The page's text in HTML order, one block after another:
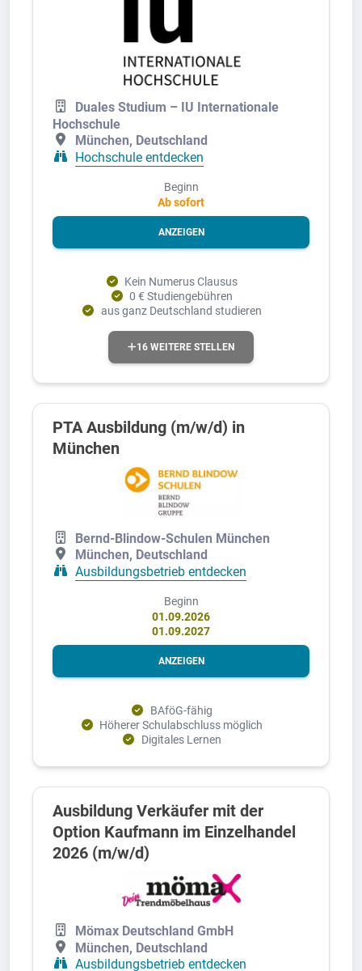
Duales Studium – IU Internationale
Hochschule
München, Deutschland
Hochschule entdecken
Beginn
Ab sofort
ANZEIGEN
Kein Numerus Clausus
0 € Studiengebühren
aus ganz Deutschland studieren
16 WEITERE STELLEN
PTA Ausbildung (m/w/d) in
München
Bernd-Blindow-Schulen München
München, Deutschland
Ausbildungsbetrieb entdecken
Beginn
01.09.2026
01.09.2027
ANZEIGEN
BAföG-fähig
Höherer Schulabschluss möglich
Digitales Lernen
Ausbildung Verkäufer mit der
Option Kaufmann im Einzelhandel
2026 (m/w/d)
Mömax Deutschland GmbH
München, Deutschland
Ausbildungsbetrieb entdecken